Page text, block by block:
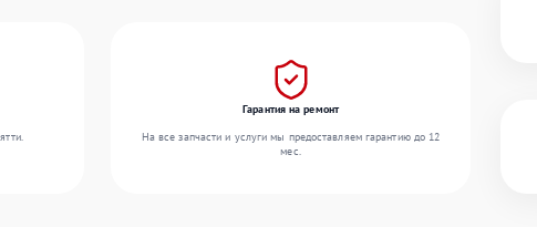
Гарантия на ремонт
На все запчасти и услуги мы предоставляем гарантию до 12
мес.